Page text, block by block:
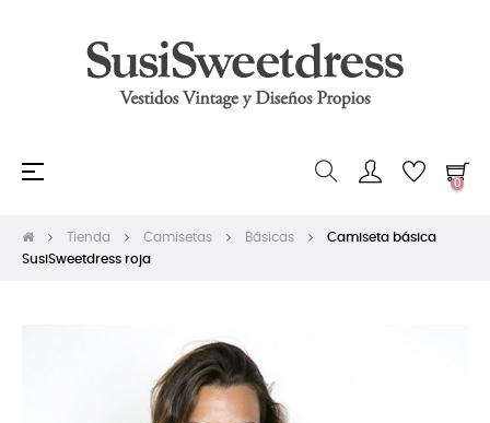
Navegación
☰
0
Tienda Camisetas Básicas
Camiseta básica
SusiSweetdress roja